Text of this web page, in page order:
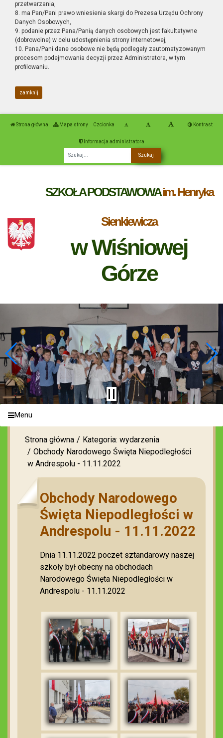
przetwarzania,
8. ma Pan/Pani prawo wniesienia skargi do Prezesa Urzędu Ochrony
Danych Osobowych,
9. podanie przez Pana/Panią danych osobowych jest fakultatywne
(dobrowolne) w celu udostępnienia strony internetowej,
10. Pana/Pani dane osobowe nie będą podlegały zautomatyzowanym
procesom podejmowania decyzji przez Administratora, w tym
profilowaniu.
zamknij
Strona główna Mapa strony Czcionka Kontrast
Informacja administratora
SZKOŁA PODSTAWOWAim. Henryka
Sienkiewicza
w Wiśniowej
Górze
Menu
Strona główna
Kategoria: wydarzenia
Obchody Narodowego Święta Niepodległości
w Andrespolu - 11.11.2022
Obchody Narodowego
Święta Niepodległości w
Andrespolu - 11.11.2022
Dnia 11.11.2022 poczet sztandarowy naszej
szkoły był obecny na obchodach
Narodowego Święta Niepodległości w
Andrespolu - 11.11.2022